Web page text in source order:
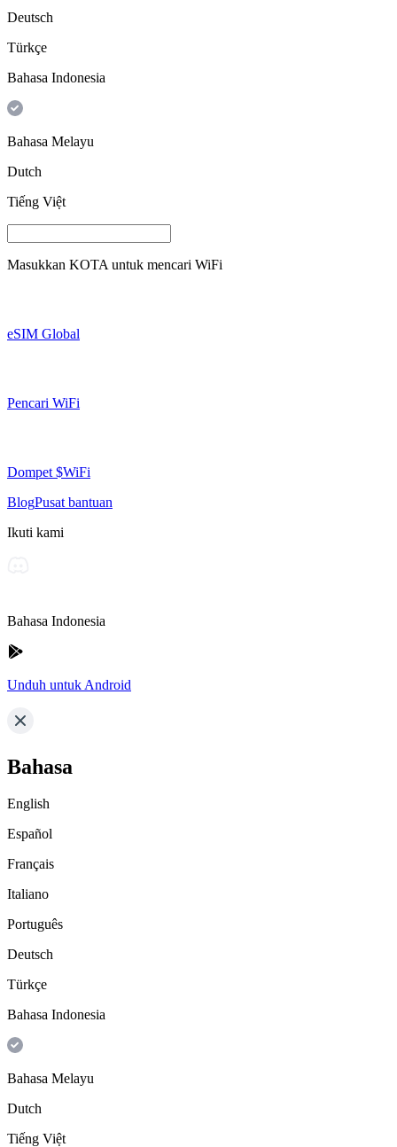
Deutsch
Türkçe
Bahasa Indonesia
Bahasa Melayu
Dutch
Tiếng Việt
Masukkan KOTA untuk mencari WiFi
eSIM Global
Pencari WiFi
Dompet $WiFi
BlogPusat bantuan
Ikuti kami
Bahasa Indonesia
Unduh untuk Android
Bahasa
English
Español
Français
Italiano
Português
Deutsch
Türkçe
Bahasa Indonesia
Bahasa Melayu
Dutch
Tiếng Việt